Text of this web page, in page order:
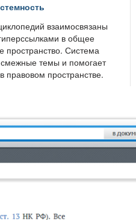
взаимосвязаны
в общее
Система
темы и помогает
правовом пространстве.